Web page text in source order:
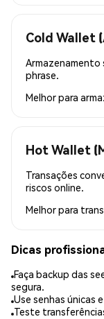
Cold Wallet
Armazenamento
phrase.
Melhor para
Hot Wallet
Transações
riscos online.
Melhor para
Dicas
Faça backup das
segura.
Use senhas únicas
Teste